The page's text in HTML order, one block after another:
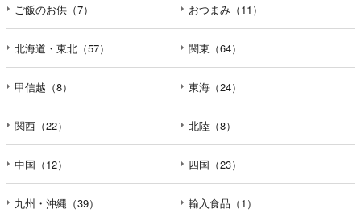
ご飯のお供（7） おつまみ（11）
北海道・東北（57） 関東（64）
甲信越（8） 東海（24）
関西（22） 北陸（8）
中国（12） 四国（23）
九州・沖縄（39） 輸入食品（1）